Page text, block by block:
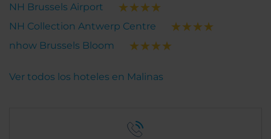
NH Brussels Airport
NH Collection Antwerp Centre
nhow Brussels Bloom
Ver todos los hoteles en Malinas